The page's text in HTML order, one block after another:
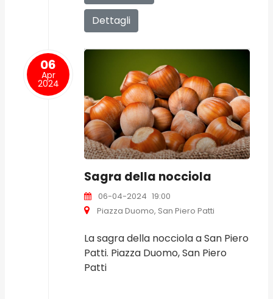
Dettagli
06
Apr
2024
Sagra della nocciola
06-04-2024 19:00
Piazza Duomo, San Piero Patti
La sagra della nocciola a San Piero
Patti. Piazza Duomo, San Piero
Patti